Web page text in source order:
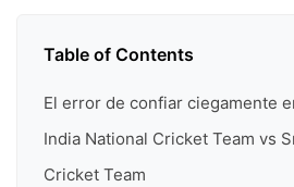
Table of Contents
El error de confiar ciegamente
India National Cricket Team vs
Cricket Team